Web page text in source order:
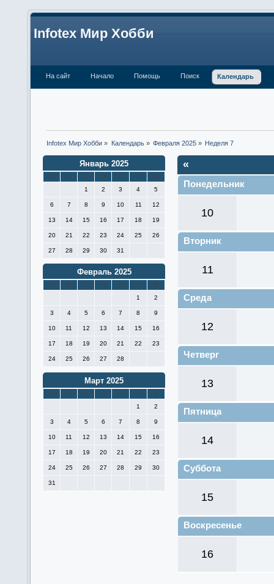
Infotex Мир Хобби
На сайт Начало Помощь Поиск Календарь
Infotex Мир Хобби » Календарь» Февраля 2025» Неделя 7
Январь 2025
П В С Ч П С
В
1
2 3 4 5
6 7 8 9 10 11 12
13 14 15 16 17 18 19
20 21 22 23 24 25 26
27 28 29 30 31
Февраль 2025
П В С Ч П С
В
1
2
3 4 5 6 7 8 9
10 11 12 13 14 15 16
17 18 19 20 21 22 23
24 25 26 27 28
Март 2025
П В С Ч П С
В
1
2
3 4 5 6 7 8 9
10 11 12 13 14 15 16
17 18 19 20 21 22 23
24 25 26 27 28 29 30
31
«
Понедельник
10
Вторник
11
Среда
12
Четверг
13
Пятница
14
Суббота
15
Воскресенье
16